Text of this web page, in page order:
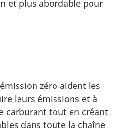
et plus abordable pour
zéro aident les
leurs émissions et à
carburant tout en créant
dans toute la chaîne